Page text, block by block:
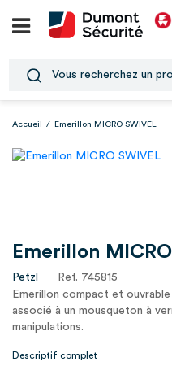
Accueil / Emerillon MICRO SWIVEL
Emerillon
Petzl
Ref. 745815
Emerillon compact et
associé à un mousqueton à
manipulations.
Descriptif complet